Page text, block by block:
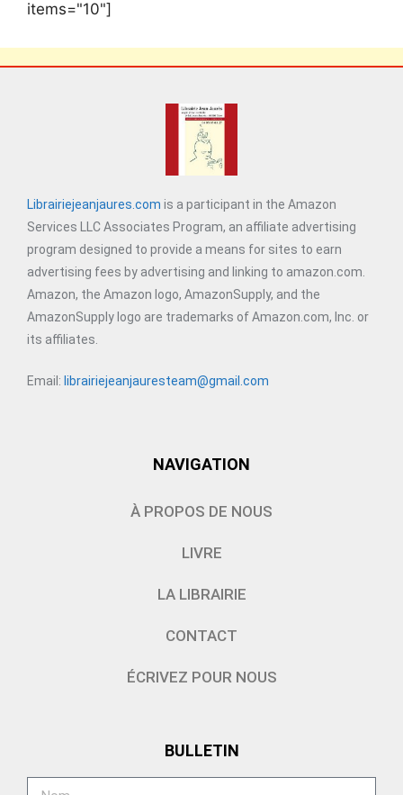
items="10"]
Librairiejeanjaures.com is a participant in the Amazon
Services LLC Associates Program, an affiliate advertising
program designed to provide a means for sites to earn
advertising fees by advertising and linking to amazon.com.
Amazon, the Amazon logo, AmazonSupply, and the
AmazonSupply logo are trademarks of Amazon.com, Inc. or
its affiliates.
Email: librairiejeanjauresteam@gmail.com
NAVIGATION
À PROPOS DE NOUS
LIVRE
LA LIBRAIRIE
CONTACT
ÉCRIVEZ POUR NOUS
BULLETIN